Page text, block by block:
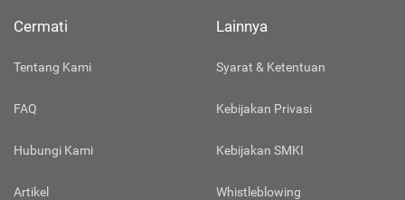
Cermati
Tentang Kami
FAQ
Hubungi Kami
Artikel
Lainnya
Syarat & Ketentuan
Kebijakan Privasi
Kebijakan SMKI
Whistleblowing